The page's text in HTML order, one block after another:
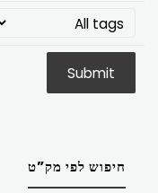
חיפוש לפי מק”ט